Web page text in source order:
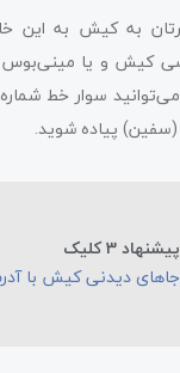
به کیش به این
کیش و یا
(سفین) پیاده شوید.
پیشنهاد 3 کلیک
جاهای دیدنی کیش با